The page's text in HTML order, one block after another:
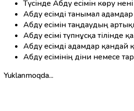
Түсінде Абду есімін көру нені
Абду есімді танымал
Абду есімін таңдаудың
Абду есімі түпнұсқа тілінде
Абду есімді адамдар қандай
Абду есімінің діни немесе
Yuklanmoqda...